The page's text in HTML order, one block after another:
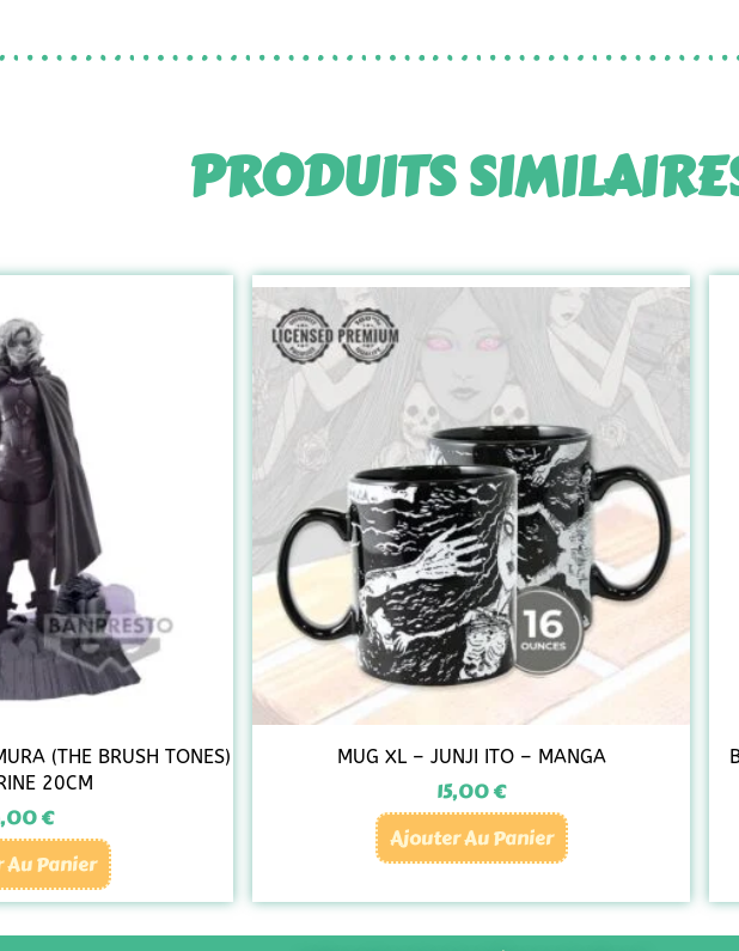
PRODUITS
(THE BRUSH TONES)
20CM
€
Panier
MUG XL – JUNJI ITO – MANGA
15,00€
Ajouter Au Panier